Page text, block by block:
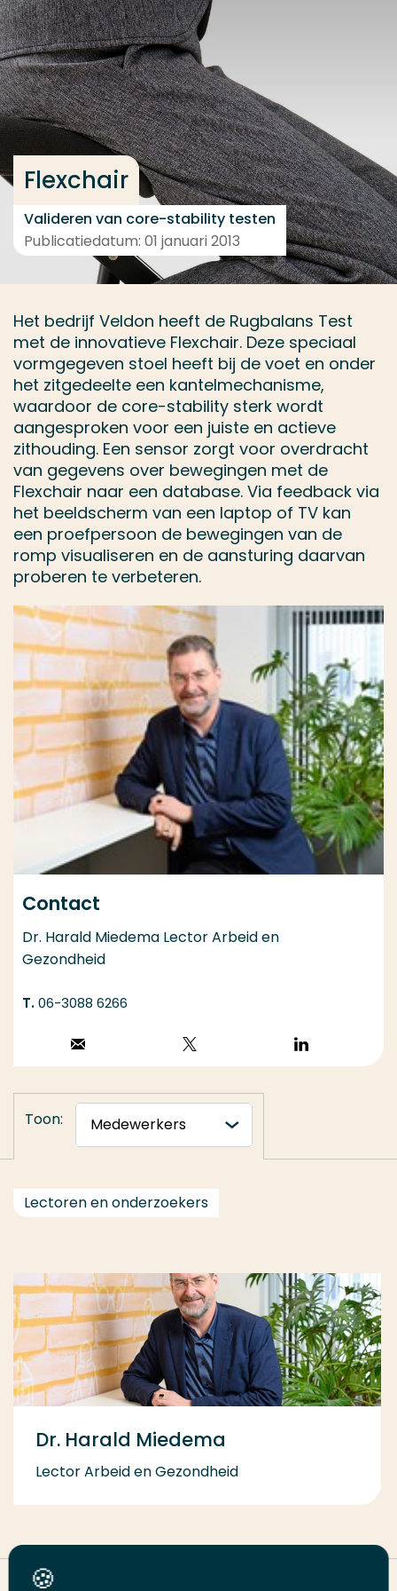
Ga direct naar de content
... > Medewerkers
Flexchair
Valideren van core-stability testen
Publicatiedatum: 01 januari 2013
Het bedrijf Veldon heeft de Rugbalans Test
met de innovatieve Flexchair. Deze speciaal
vormgegeven stoel heeft bij de voet en onder
het zitgedeelte een kantelmechanisme,
waardoor de core-stability sterk wordt
aangesproken voor een juiste en actieve
zithouding. Een sensor zorgt voor overdracht
van gegevens over bewegingen met de
Flexchair naar een database. Via feedback via
het beeldscherm van een laptop of TV kan
een proefpersoon de bewegingen van de
romp visualiseren en de aansturing daarvan
proberen te verbeteren.
Contact
Dr. Harald Miedema Lector Arbeid en
Gezondheid
06-3088 6266
Stuur een email
LinkedIn
Toon:
Lectoren en onderzoekers
Dr. Harald Miedema
Lector Arbeid en Gezondheid
Deel deze pagina
Veel gezocht
Opleiding
Contact